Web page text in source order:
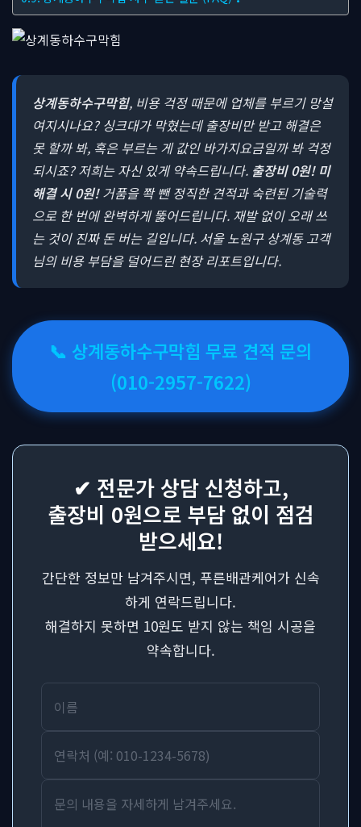
상계동하수구막힘, 비용 걱정 때문에 업체를 부르기 망설
여지시나요? 싱크대가 막혔는데 출장비만 받고 해결은
못 할까 봐, 혹은 부르는 게 값인 바가지요금일까 봐 걱정
되시죠? 저희는 자신 있게 약속드립니다. 출장비 0원! 미
해결 시 0원!거품을 쫙 뺀 정직한 견적과 숙련된 기술력
으로 한 번에 완벽하게 뚫어드립니다. 재발 없이 오래 쓰
는 것이 진짜 돈 버는 길입니다. 서울 노원구 상계동 고객
님의 비용 부담을 덜어드린 현장 리포트입니다.
📞 상계동하수구막힘 무료 견적 문의
(010-2957-7622)
✔ 전문가 상담 신청하고,
출장비 0원으로 부담 없이 점검
받으세요!
간단한 정보만 남겨주시면, 푸른배관케어가 신속
하게 연락드립니다.
해결하지 못하면 10원도 받지 않는 책임 시공을
약속합니다.